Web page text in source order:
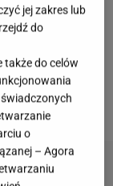
pytania od
się poruszyć
była
jej zakres lub
do
także do celów
o
– Agora